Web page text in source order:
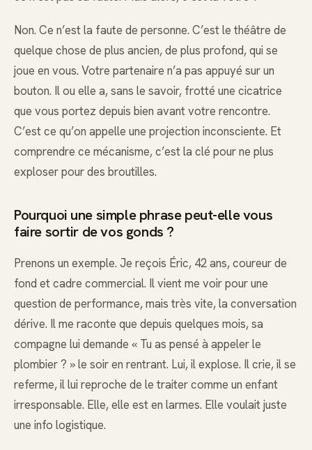
Non. Ce n’est la faute de personne. C’est le théâtre de
quelque chose de plus ancien, de plus profond, qui se
joue en vous. Votre partenaire n’a pas appuyé sur un
bouton. Il ou elle a, sans le savoir, frotté une cicatrice
que vous portez depuis bien avant votre rencontre.
C’est ce qu’on appelle une projection inconsciente. Et
comprendre ce mécanisme, c’est la clé pour ne plus
exploser pour des broutilles.
Pourquoi une simple phrase peut-elle vous
faire sortir de vos gonds ?
Prenons un exemple. Je reçois Éric, 42 ans, coureur de
fond et cadre commercial. Il vient me voir pour une
question de performance, mais très vite, la conversation
dérive. Il me raconte que depuis quelques mois, sa
compagne lui demande « Tu as pensé à appeler le
plombier ? » le soir en rentrant. Lui, il explose. Il crie, il se
referme, il lui reproche de le traiter comme un enfant
irresponsable. Elle, elle est en larmes. Elle voulait juste
une info logistique.